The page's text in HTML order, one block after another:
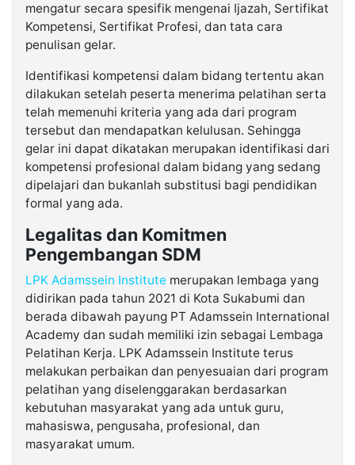
mengatur secara spesifik mengenai Ijazah, Sertifikat
Kompetensi, Sertifikat Profesi, dan tata cara
penulisan gelar.
Identifikasi kompetensi dalam bidang tertentu akan
dilakukan setelah peserta menerima pelatihan serta
telah memenuhi kriteria yang ada dari program
tersebut dan mendapatkan kelulusan. Sehingga
gelar ini dapat dikatakan merupakan identifikasi dari
kompetensi profesional dalam bidang yang sedang
dipelajari dan bukanlah substitusi bagi pendidikan
formal yang ada.
Legalitas dan Komitmen
Pengembangan SDM
LPK Adamssein Institute merupakan lembaga yang
didirikan pada tahun 2021 di Kota Sukabumi dan
berada dibawah payung PT Adamssein International
Academy dan sudah memiliki izin sebagai Lembaga
Pelatihan Kerja. LPK Adamssein Institute terus
melakukan perbaikan dan penyesuaian dari program
pelatihan yang diselenggarakan berdasarkan
kebutuhan masyarakat yang ada untuk guru,
mahasiswa, pengusaha, profesional, dan
masyarakat umum.